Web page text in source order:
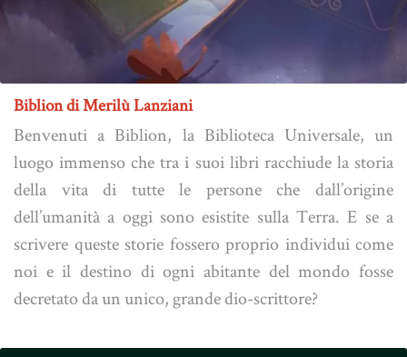
Biblion di Merilù Lanziani
Benvenuti a Biblion, la Biblioteca Universale, un
luogo immenso che tra i suoi libri racchiude la storia
della vita di tutte le persone che dall’origine
dell’umanità a oggi sono esistite sulla Terra. E se a
scrivere queste storie fossero proprio individui come
noi e il destino di ogni abitante del mondo fosse
decretato da un unico, grande dio-scrittore?